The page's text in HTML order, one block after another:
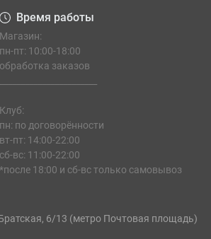
Время работы
Магазин:
пн-пт: 10:00-18:00
обработка заказов
Клуб:
пн: по договорённости
вт-пт: 14:00-22:00
сб-вс: 11:00-22:00
*после 18:00 и сб-вс только самовывоз
6/13 (метро Почтовая площадь)